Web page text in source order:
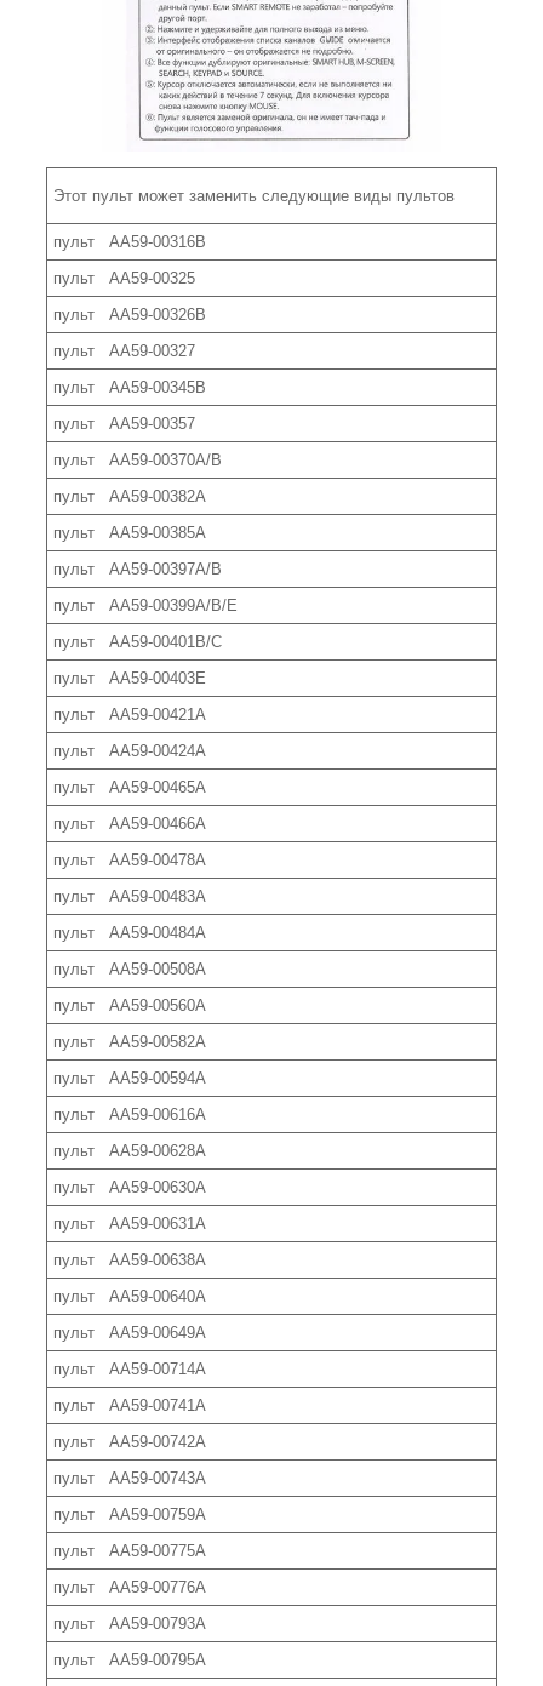
Этот пульт может заменить следующие виды пультов
пульт AA59-00316B
пульт AA59-00325
пульт AA59-00326B
пульт AA59-00327
пульт AA59-00345B
пульт AA59-00357
пульт AA59-00370A/B
пульт AA59-00382A
пульт AA59-00385A
пульт AA59-00397A/B
пульт AA59-00399A/B/E
пульт AA59-00401B/C
пульт AA59-00403E
пульт AA59-00421A
пульт AA59-00424A
пульт AA59-00465A
пульт AA59-00466A
пульт AA59-00478A
пульт AA59-00483A
пульт AA59-00484A
пульт AA59-00508A
пульт AA59-00560A
пульт AA59-00582A
пульт AA59-00594A
пульт AA59-00616A
пульт AA59-00628A
пульт AA59-00630A
пульт AA59-00631A
пульт AA59-00638A
пульт AA59-00640A
пульт AA59-00649A
пульт AA59-00714A
пульт AA59-00741A
пульт AA59-00742A
пульт AA59-00743A
пульт AA59-00759A
пульт AA59-00775A
пульт AA59-00776A
пульт AA59-00793A
пульт AA59-00795A